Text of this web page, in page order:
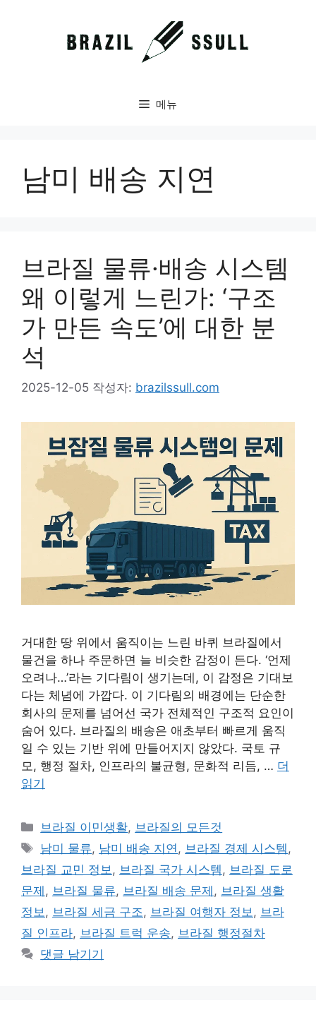
메뉴
남미 배송 지연
브라질 물류·배송 시스템
왜 이렇게 느린가: ‘구조
가 만든 속도’에 대한 분
석
2025-12-05 작성자: brazilssull.com
거대한 땅 위에서 움직이는 느린 바퀴 브라질에서
물건을 하나 주문하면 늘 비슷한 감정이 든다. ‘언제
오려나…’라는 기다림이 생기는데, 이 감정은 기대보
다는 체념에 가깝다. 이 기다림의 배경에는 단순한
회사의 문제를 넘어선 국가 전체적인 구조적 요인이
숨어 있다. 브라질의 배송은 애초부터 빠르게 움직
일 수 있는 기반 위에 만들어지지 않았다. 국토 규
모, 행정 절차, 인프라의 불균형, 문화적 리듬, … 더
읽기
카
테
고
리
브라질 이민생활, 브라질의 모든것
태
그
남미 물류, 남미 배송 지연 , 브라질 경제 시스템 ,
브라질 교민 정보 , 브라질 국가 시스템 , 브라질 도로
문제 , 브라질 물류, 브라질 배송 문제 , 브라질 생활
정보 , 브라질 세금 구조, 브라질 여행자 정보 , 브라
질 인프라, 브라질 트럭 운송, 브라질 행정절차
댓글 남기기